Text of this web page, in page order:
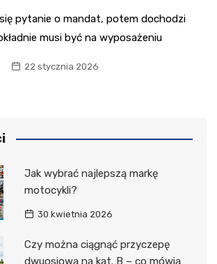
pytanie o mandat, potem dochodzi
musi być na wyposażeniu
22 stycznia 2026
Jak wybrać najlepszą markę
motocykli?
30 kwietnia 2026
Czy można ciągnąć przyczepę
dwuosiową na kat. B – co mówią